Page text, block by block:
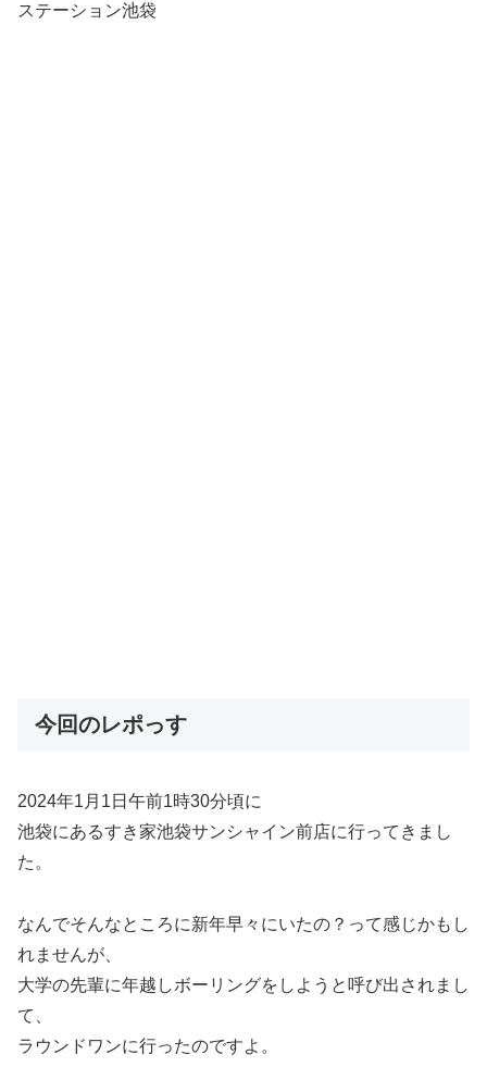
ステーション池袋
今回のレポっす
2024年1月1日午前1時30分頃に
池袋にあるすき家池袋サンシャイン前店に行ってきまし
た。
なんでそんなところに新年早々にいたの？って感じかもし
れませんが、
大学の先輩に年越しボーリングをしようと呼び出されまし
て、
ラウンドワンに行ったのですよ。